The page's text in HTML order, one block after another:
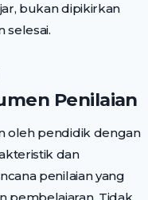
bukan dipikirkan
selesai.
Penilaian
oleh pendidik dengan
dan
penilaian yang